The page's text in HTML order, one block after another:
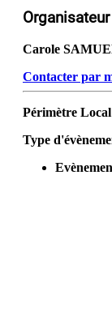
Carole
Contacter par
Périmètre Local
Type